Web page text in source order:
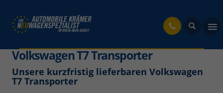
Volkswagen T7 Transporter
Unsere kurzfristig lieferbaren Volkswagen
T7 Transporter